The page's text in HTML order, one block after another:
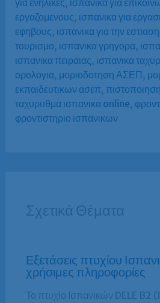
εργαζομενους ισπανικα για
εφηβους ισπανικα για την εστιαση
τουρισμο ισπανικα γρηγορα,
ισπανικα πειραιας ισπανικα
ορολογια, μοριοδοτηση ΑΣΕΠ
εκπαιδευτικων ασεπ
ταχυρυθμα ισπανικα online
φροντιστηριο ισπανικων
Σχετικά Θέματα
Εξετάσεις πτυχίου
χρήσιμες πληροφορίες
Το πτυχίο Ισπανικών DELE B2